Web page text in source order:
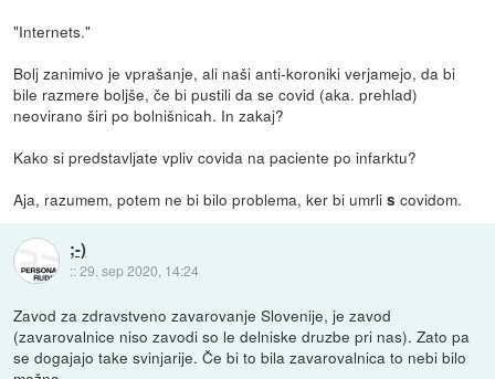
"Internets."
Bolj zanimivo je vprašanje, ali naši anti-koroniki verjamejo, da bi
bile razmere boljše, če bi pustili da se covid (aka. prehlad)
neovirano širi po bolnišnicah. In zakaj?
Kako si predstavljate vpliv covida na paciente po infarktu?
Aja, razumem, potem ne bi bilo problema, ker bi umrlis covidom.
;-)
::29. sep 2020, 14:24
Zavod za zdravstveno zavarovanje Slovenije, je zavod
(zavarovalnice niso zavodi so le delniske druzbe pri nas). Zato pa
se dogajajo take svinjarije. Če bi to bila zavarovalnica to nebi bilo